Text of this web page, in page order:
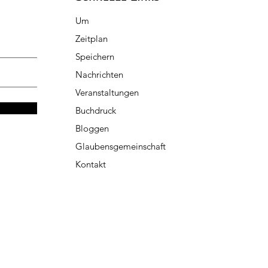
Um
Zeitplan
Speichern
Nachrichten
Veranstaltungen
Buchdruck
Bloggen
Glaubensgemeinschaft
Kontakt